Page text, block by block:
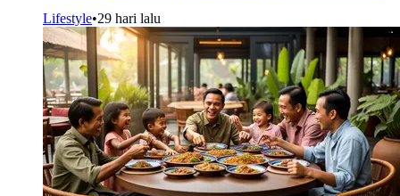
Lifestyle•29 hari lalu